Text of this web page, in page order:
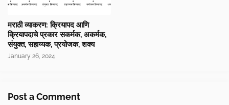
मराठी व्याकरण: क्रियापद आणि
क्रियापदाचे प्रकार सकर्मक, अकर्मक,
संयुक्त, सहाय्यक, प्रयोजक, शक्य
January 26, 2024
Post a Comment